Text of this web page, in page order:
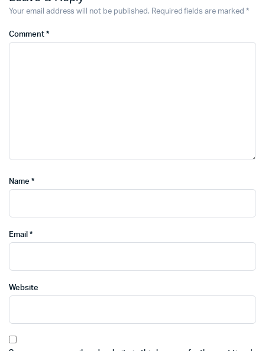
Your email address will not be published. Required fields are marked *
Comment *
Name *
Email *
Website